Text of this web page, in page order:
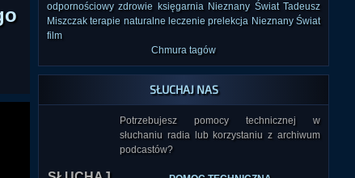
odpornościowy zdrowie księgarnia Nieznany Świat Tadeusz
Miszczak terapie naturalne leczenie prelekcja Nieznany Świat
film
Chmura tagów
SŁUCHAJ NAS
Potrzebujesz pomocy technicznej w
słuchaniu radia lub korzystaniu z archiwum
podcastów?